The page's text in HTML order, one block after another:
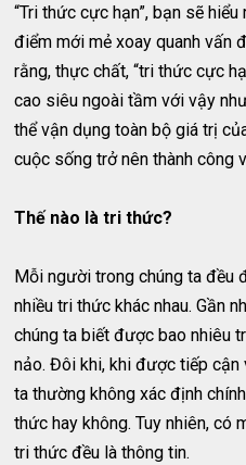
“Tri thức cực hạn”, bạn sẽ
điểm mới mẻ xoay quanh vấn
rằng, thực chất, “tri thức cực
cao siêu ngoài tầm với vậy
thể vận dụng toàn bộ giá trị
cuộc sống trở nên thành công
Thế nào là tri thức?
Mỗi người trong chúng ta đều
nhiều tri thức khác nhau. Gần
chúng ta biết được bao nhiêu
nảo. Đôi khi, khi được tiếp cận
ta thường không xác định
thức hay không. Tuy nhiên, có
tri thức đều là thông tin.